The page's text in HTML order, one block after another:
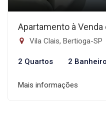
Apartamento à
Vila Clais, Bertioga-SP
2 Quartos 2
Mais informações